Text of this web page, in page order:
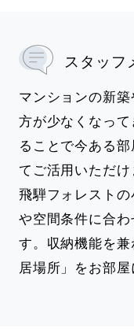
スタッフ
マンションの新
方が少なくなっ
ることで今ある
てご活用いただけ
飛騨フォレスト
や空間条件に合
す。収納機能を
居場所」をお部屋